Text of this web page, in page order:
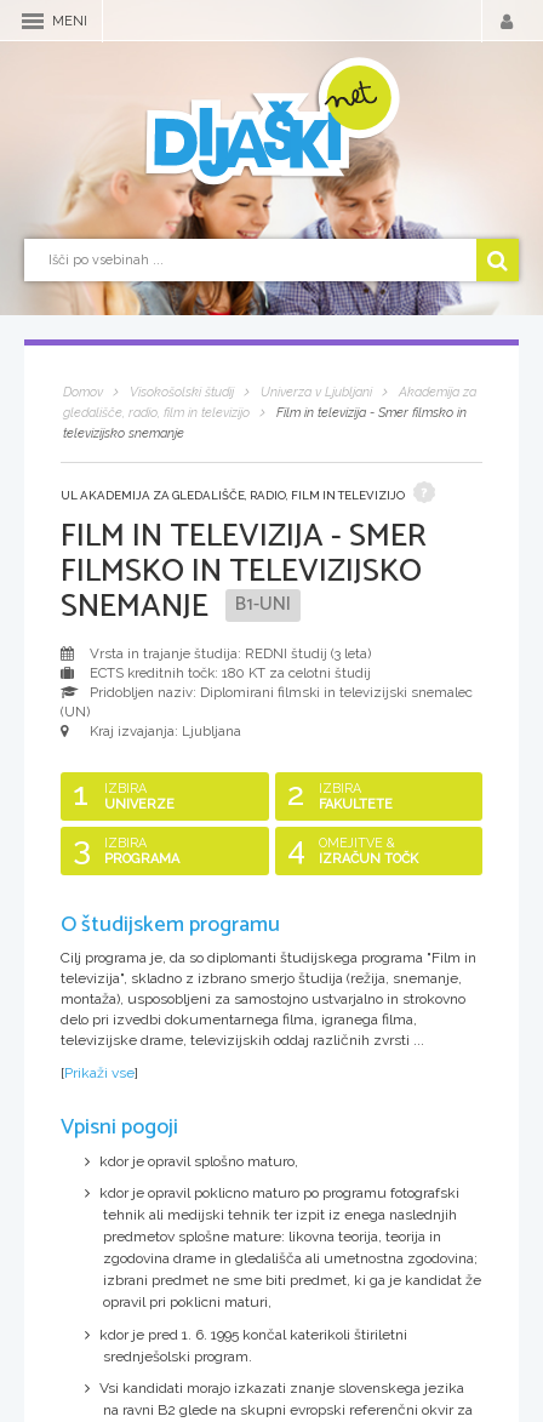
MENI
Domov Visokošolski študij Univerza v Ljubljani
Akademija za
gledališče, radio, film in televizijo
Film in televizija - Smer filmsko in
televizijsko snemanje
UL AKADEMIJA ZA GLEDALIŠČE, RADIO, FILM IN TELEVIZIJO
FILM IN TELEVIZIJA - SMER
FILMSKO IN TELEVIZIJSKO
SNEMANJE B1-UNI
Vrsta in trajanje študija: REDNI študij (3 leta)
ECTS kreditnih točk: 180 KT za celotni študij
Pridobljen naziv: Diplomirani filmski in televizijski snemalec
(UN)
Kraj izvajanja: Ljubljana
1
IZBIRA
UNIVERZE
2
IZBIRA
FAKULTETE
3
IZBIRA
PROGRAMA
4
OMEJITVE &
IZRAČUN TOČK
O študijskem programu
Cilj programa je, da so diplomanti študijskega programa "Film in
televizija", skladno z izbrano smerjo študija (režija, snemanje,
montaža), usposobljeni za samostojno ustvarjalno in strokovno
delo pri izvedbi dokumentarnega filma, igranega filma,
televizijske drame, televizijskih oddaj različnih zvrsti ...
[Prikaži vse]
Vpisni pogoji
kdor je opravil splošno maturo,
kdor je opravil poklicno maturo po programu fotografski
tehnik ali medijski tehnik ter izpit iz enega naslednjih
predmetov splošne mature: likovna teorija, teorija in
zgodovina drame in gledališča ali umetnostna zgodovina;
izbrani predmet ne sme biti predmet, ki ga je kandidat že
opravil pri poklicni maturi,
kdor je pred 1. 6. 1995 končal katerikoli štiriletni
srednješolski program.
Vsi kandidati morajo izkazati znanje slovenskega jezika
na ravni B2 glede na skupni evropski referenčni okvir za